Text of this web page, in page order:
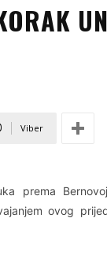
Viber
prema
ovog